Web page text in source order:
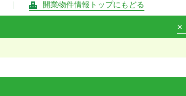
開業物件情報トップにもどる